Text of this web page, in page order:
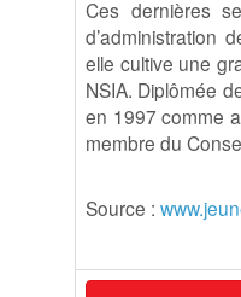
Ces dernières
d’administration
elle cultive une
NSIA. Diplômée
en 1997 comme
membre du
Source :